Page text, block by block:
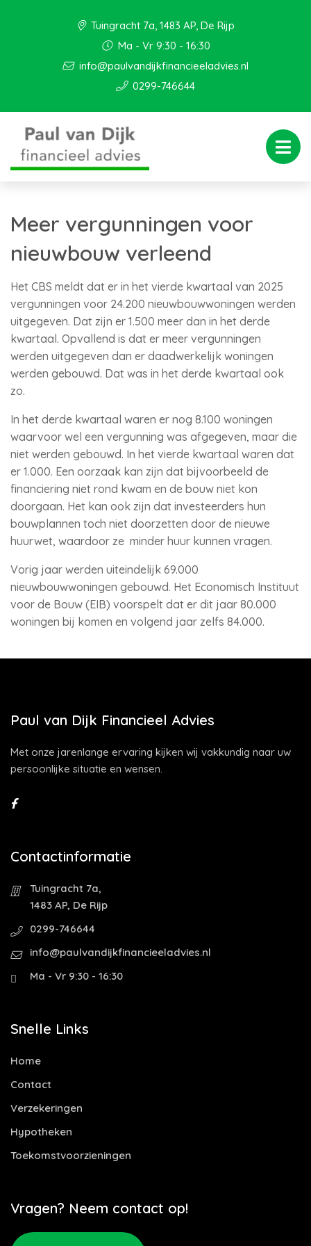
Tuingracht 7a, 1483 AP, De Rijp
Ma - Vr 9:30 - 16:30
info@paulvandijkfinancieeladvies.nl
0299-746644
Meer vergunningen voor
nieuwbouw verleend
Het CBS meldt dat er in het vierde kwartaal van 2025
vergunningen voor 24.200 nieuwbouwwoningen werden
uitgegeven. Dat zijn er 1.500 meer dan in het derde
kwartaal. Opvallend is dat er meer vergunningen
werden uitgegeven dan er daadwerkelijk woningen
werden gebouwd. Dat was in het derde kwartaal ook
zo.
In het derde kwartaal waren er nog 8.100 woningen
waarvoor wel een vergunning was afgegeven, maar die
niet werden gebouwd. In het vierde kwartaal waren dat
er 1.000. Een oorzaak kan zijn dat bijvoorbeeld de
financiering niet rond kwam en de bouw niet kon
doorgaan. Het kan ook zijn dat investeerders hun
bouwplannen toch niet doorzetten door de nieuwe
huurwet, waardoor ze minder huur kunnen vragen.
Vorig jaar werden uiteindelijk 69.000
nieuwbouwwoningen gebouwd. Het Economisch Instituut
voor de Bouw (EIB) voorspelt dat er dit jaar 80.000
woningen bij komen en volgend jaar zelfs 84.000.
Paul van Dijk Financieel Advies
Met onze jarenlange ervaring kijken wij vakkundig naar uw
persoonlijke situatie en wensen.
Contactinformatie
Tuingracht 7a,
1483 AP, De Rijp
0299-746644
info@paulvandijkfinancieeladvies.nl
Ma - Vr 9:30 - 16:30
Snelle Links
Home
Contact
Verzekeringen
Hypotheken
Toekomstvoorzieningen
Vragen? Neem contact op!